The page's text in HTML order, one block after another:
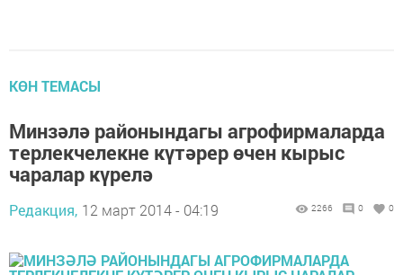
КӨН ТЕМАСЫ
Минзәлә районындагы агрофирмаларда
терлекчелекне күтәрер өчен кырыс
чаралар күрелә
Редакция, 12 март 2014 - 04:19 2266 0 0